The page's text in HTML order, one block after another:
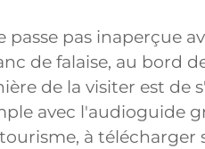
passe pas inaperçue
de falaise, au bord
de la visiter est de
avec l'audioguide
à télécharger